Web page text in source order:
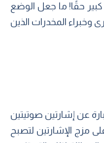
حقًا! ما جعل الوضع
وخبراء المخدرات الذين
عن إشارتين صوتيتين
مزج الإشارتين لتصبح